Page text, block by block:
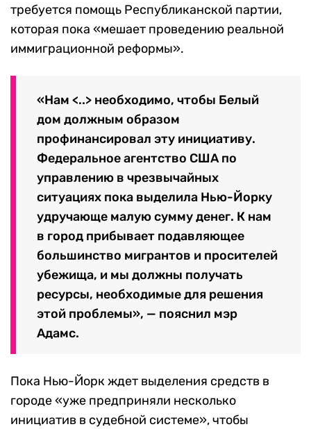
требуется помощь Республиканской партии,
которая пока «мешает проведению реальной
иммиграционной реформы».
«Нам <..> необходимо, чтобы Белый
дом должным образом
профинансировал эту инициативу.
Федеральное агентство США по
управлению в чрезвычайных
ситуациях пока выделила Нью-Йорку
удручающе малую сумму денег. К нам
в город прибывает подавляющее
большинство мигрантов и просителей
убежища, и мы должны получать
ресурсы, необходимые для решения
этой проблемы», — пояснил мэр
Адамс.
Пока Нью-Йорк ждет выделения средств в
городе «уже предприняли несколько
инициатив в судебной системе», чтобы